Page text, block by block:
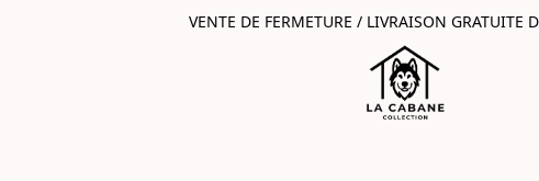
VENTE DE FERMETURE / LIVRAISON GRATUITE